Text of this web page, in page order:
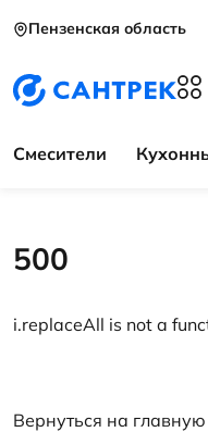
Пензенская область
Смесители
500
i.replaceAll is not a
Вернуться на главную